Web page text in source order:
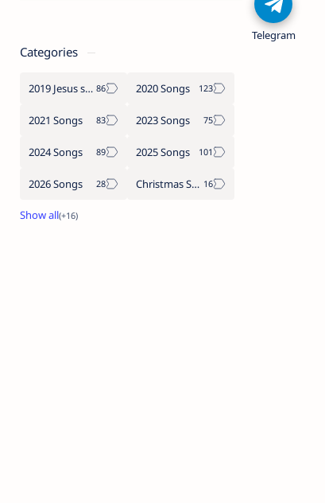
Telegram
Categories
2019 Jesus songs 2020 Songs
2021 Songs 2023 Songs
2024 Songs 2025 Songs
2026 Songs Christmas Songs